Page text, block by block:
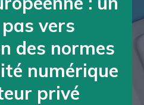
vers
des normes
numérique
privé